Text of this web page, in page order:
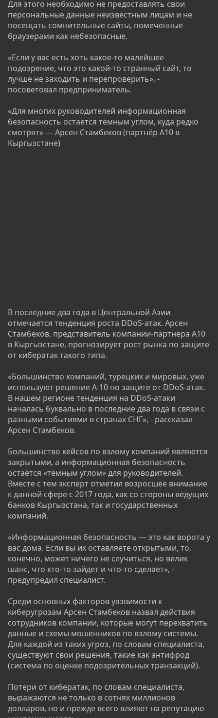
Для этого необходимо не предоставлять свои
персональные данные неизвестным лицам и не
посещать сомнительные сайты, помеченные
браузерами как небезопасные.
«Если у вас есть хоть какое-то малейшее
подозрение, что это какой-то странный сайт, то
лучше не заходить и перепроверить», -
посоветовал предприниматель.
«Для многих руководителей информационная
безопасность остаётся тёмным углом, куда редко
смотрят» — Арсен Стамбеков (партнёр А10 в
Кыргызстане)
В последние два года в Центральной Азии
отмечается тенденция роста DDoS-атак. Арсен
Стамбеков, представитель компании-партнёра А10
в Кыргызстане, прогнозирует рост рынка по защите
от кибератак такого типа.
«Большинство компаний, турецких и мировых, уже
используют решение А-10 по защите от DDoS-атак.
В нашем регионе тенденция на DDoS-атаки
началась буквально в последние два года в связи с
разными событиями в странах СНГ», - рассказал
Арсен Стамбеков.
Большинство кейсов по взлому компаний являются
закрытыми, а информационная безопасность
остаётся «тёмным углом» для руководителей.
Вместе с тем эксперт отметил возросшее внимание
к данной сфере с 2017 года, как со стороны ведущих
банков Кыргызстана, так и государственных
компаний.
«Информационная безопасность — это как ворота у
вас дома. Если вы их оставляете открытыми, то,
конечно, может ничего не случиться, но велик
шанс, что кто-то зайдет и что-то сделает», -
предупредил специалист.
Среди основных факторов уязвимости к
киберугрозам Арсен Стамбеков назвал действия
сотрудников компании, которые могут перехватить
данные и схемы мошенников по взлому системы.
Для каждой из таких угроз, по словам специалиста,
существуют свои решения, такие как антифрод
(система по оценке подозрительных транзакций).
Потери от кибератак, по словам специалиста,
выражаются не только в сотнях миллионов
долларов, но и прежде всего влияют на репутацию